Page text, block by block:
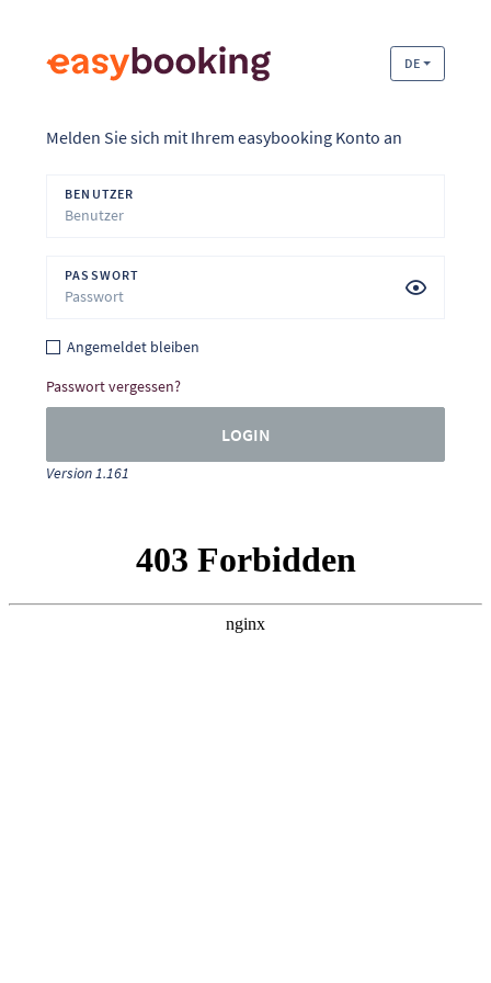
DE
Melden Sie sich mit Ihrem easybooking Konto an
BENUTZER
PASSWORT
Angemeldet bleiben
Passwort vergessen?
LOGIN
Version 1.161